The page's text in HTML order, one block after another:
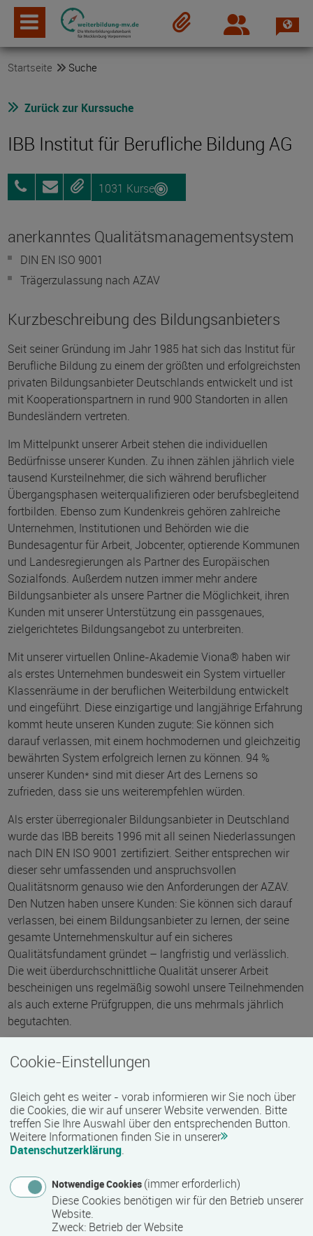
Login
Startseite Suche
Zurück zur Kurssuche
IBB Institut für Berufliche Bildung AG
0381
96903075
AnfragenMerken1031 Kurse
anerkanntes Qualitätsmanagementsystem
DIN EN ISO 9001
Trägerzulassung nach AZAV
Kurzbeschreibung des Bildungsanbieters
Seit seiner Gründung im Jahr 1985 hat sich das Institut für
Berufliche Bildung zu einem der größten und erfolgreichsten
privaten Bildungsanbieter Deutschlands entwickelt und ist
mit Kooperationspartnern in rund 900 Standorten in allen
Bundesländern vertreten.
Im Mittelpunkt unserer Arbeit stehen die individuellen
Bedürfnisse unserer Kunden. Zu ihnen zählen jährlich viele
tausend Kursteilnehmer, die sich während beruflicher
Übergangsphasen weiterqualifizieren oder berufsbegleitend
fortbilden. Ebenso zum Kundenkreis gehören zahlreiche
Unternehmen, Institutionen und Behörden wie die
Bundesagentur für Arbeit, Jobcenter, optierende Kommunen
und Landesregierungen als Partner des Europäischen
Sozialfonds. Außerdem nutzen immer mehr andere
Bildungsanbieter als unsere Partner die Möglichkeit, ihren
Kunden mit unserer Unterstützung ein passgenaues,
zielgerichtetes Bildungsangebot zu unterbreiten.
Mit unserer virtuellen Online-Akademie Viona® haben wir
als erstes Unternehmen bundesweit ein System virtueller
Klassenräume in der beruflichen Weiterbildung entwickelt
und eingeführt. Diese einzigartige und langjährige Erfahrung
kommt heute unseren Kunden zugute: Sie können sich
darauf verlassen, mit einem hochmodernen und gleichzeitig
bewährten System erfolgreich lernen zu können. 94 %
unserer Kunden* sind mit dieser Art des Lernens so
zufrieden, dass sie uns weiterempfehlen würden.
Als erster überregionaler Bildungsanbieter in Deutschland
wurde das IBB bereits 1996 mit all seinen Niederlassungen
nach DIN EN ISO 9001 zertifiziert. Seither entsprechen wir
dieser sehr umfassenden und anspruchsvollen
Qualitätsnorm genauso wie den Anforderungen der AZAV.
Den Nutzen haben unsere Kunden: Sie können sich darauf
verlassen, bei einem Bildungsanbieter zu lernen, der seine
gesamte Unternehmenskultur auf ein sicheres
Qualitätsfundament gründet – langfristig und verlässlich.
Die weit überdurchschnittliche Qualität unserer Arbeit
bescheinigen uns regelmäßig sowohl unsere Teilnehmenden
als auch externe Prüfgruppen, die uns mehrmals jährlich
begutachten.
begrüßen! Vereinbaren Sie gleich einen unverbindlichen
Cookie-Einstellungen
Gleich geht es weiter - vorab informieren wir Sie noch über
die Cookies, die wir auf unserer Website verwenden. Bitte
treffen Sie Ihre Auswahl über den entsprechenden Button.
Weitere Informationen finden Sie in unserer
Datenschutzerklärung.
Notwendige Cookies (immer erforderlich)
Diese Cookies benötigen wir für den Betrieb unserer
Website.
Zweck: Betrieb der Website